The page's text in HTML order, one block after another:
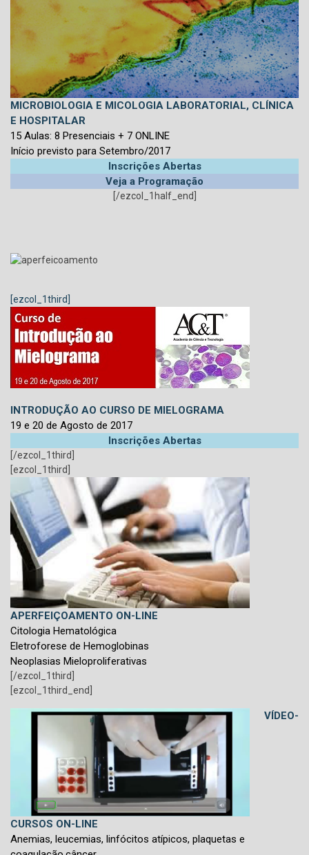
MICROBIOLOGIA E MICOLOGIA LABORATORIAL, CLÍNICA
E HOSPITALAR
15 Aulas: 8 Presenciais + 7 ONLINE
Início previsto para Setembro/2017
Inscrições Abertas
Veja a Programação
[/ezcol_1half_end]
[ezcol_1third]
INTRODUÇÃO AO CURSO DE MIELOGRAMA
19 e 20 de Agosto de 2017
Inscrições Abertas
[/ezcol_1third]
[ezcol_1third]
APERFEIÇOAMENTO ON-LINE
Citologia Hematológica
Eletroforese de Hemoglobinas
Neoplasias Mieloproliferativas
[/ezcol_1third]
[ezcol_1third_end]
VÍDEO-
CURSOS ON-LINE
Anemias, leucemias, linfócitos atípicos, plaquetas e